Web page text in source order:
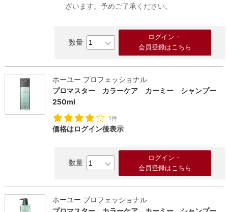
ざいます。予めご了承ください。
ログイン・
会員登録はこちら
ホーユー プロフェッショナル
プロマスター カラーケア カーミー シャンプー
250ml
1件
価格はログイン後表示
ログイン・
会員登録はこちら
ホーユー プロフェッショナル